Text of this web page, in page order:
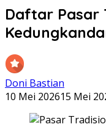
Daftar Pasar
Doni Bastian
10 Mei 202615 Mei